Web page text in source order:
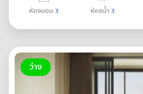
ห้องนอน 3 ห้องน้ำ3
ว่าง